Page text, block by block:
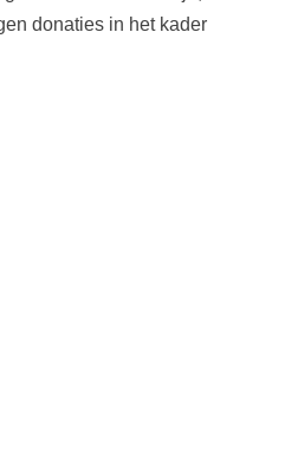
donaties in het kader